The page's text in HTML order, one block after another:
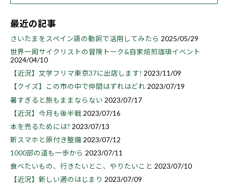
最近の記事
さいたまをスペイン語の動詞で活用してみたら 2025/05/29
世界一周サイクリストの冒険トーク&自家焙煎珈琲イベント
2024/04/10
【近況】文学フリマ東京37に出店します! 2023/11/09
【クイズ】この市の中で仲間はずれはどれ 2023/07/19
暑すぎると旅もままならない 2023/07/17
【近況】今月も後半戦 2023/07/16
本を売るためには? 2023/07/13
新スマホと原付き整備 2023/07/12
1000部の道も一歩から 2023/07/11
食べたいもの、行きたいとこ、やりたいこと 2023/07/10
【近況】新しい週のはじまり 2023/07/09